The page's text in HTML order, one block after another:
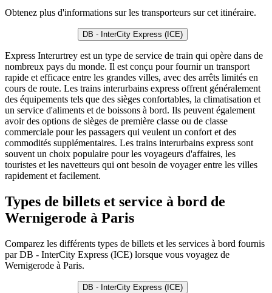
Obtenez plus d'informations sur les transporteurs sur cet itinéraire.
DB - InterCity Express (ICE)
Express Interurtrey est un type de service de train qui opère dans de
nombreux pays du monde. Il est conçu pour fournir un transport
rapide et efficace entre les grandes villes, avec des arrêts limités en
cours de route. Les trains interurbains express offrent généralement
des équipements tels que des sièges confortables, la climatisation et
un service d'aliments et de boissons à bord. Ils peuvent également
avoir des options de sièges de première classe ou de classe
commerciale pour les passagers qui veulent un confort et des
commodités supplémentaires. Les trains interurbains express sont
souvent un choix populaire pour les voyageurs d'affaires, les
touristes et les navetteurs qui ont besoin de voyager entre les villes
rapidement et facilement.
Types de billets et service à bord de
Wernigerode à Paris
Comparez les différents types de billets et les services à bord fournis
par DB - InterCity Express (ICE) lorsque vous voyagez de
Wernigerode à Paris.
DB - InterCity Express (ICE)